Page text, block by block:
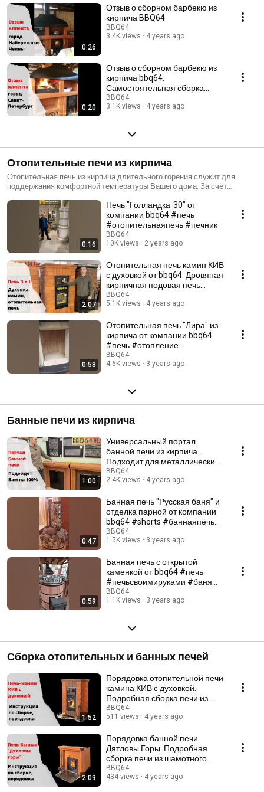
0:26
Отзыв о сборном барбекю из
кирпича BBQ64
BBQ64
3.4K views
4 years ago
0:20
Отзыв о сборном барбекю из
кирпича bbq64.
Самостоятельная сборка
готового комплекта.
BBQ64
3.1K views
4 years ago
Отопительные печи из кирпича
Отопительная печь из кирпича длительного горения служит для
поддержания комфортной температуры Вашего дома. За счёт
использовать её как камин, а чугунная плита с кольцами позволит
пользоваться варочной поверхностью. Конструкция топки подовая,
поэтому её можно использовать для приготовления пищи, как в
русской печи. Шамотное ядро состоит из плит и кирпича, которые
укладываются в металлический кожух, поэтому перетопы не
страшны, так как топка не взаимодействует с облицовкой напрямую.
Наши печи могут быть применены как для воздушного отопления, так
и для устройства водяного контура для дома с помощью встроенного
теплообменника. Если Вы хотите купить лучшую печь для отопления
частного дома на дровах, то Вам к нам – BBQ64.
0:16
Печь "Голландка-30" от
компании bbq64 #печь
#отопительнаяпечь #печник
BBQ64
10K views
2 years ago
2:07
Отопительная печь камин КИВ
с духовкой от bbq64. Дровяная
кирпичная подовая печь
длительного горения
BBQ64
5.1K views
4 years ago
0:58
Отопительная печь "Лира" из
кирпича от компании bbq64
#печь #отопление
#печькамин
#отоплениебезгаза
BBQ64
4.6K views
3 years ago
Банные печи из кирпича
1:00
Универсальный портал
банной печи из кирпича.
Подходит для металлических
и кирпичных печей
BBQ64
2.4K views
4 years ago
0:47
Банная печь "Русская баня" и
отделка парной от компании
bbq64 #shorts #баннаяпечь
#баня #русскаяпечь
BBQ64
1.5K views
3 years ago
0:59
Банная печь с открытой
каменкой от bbq64 #печь
#печьсвоимируками #баня
#баннаяпечь
BBQ64
1.1K views
3 years ago
Сборка отопительных и банных печей
1:52
Порядовка отопительной печи
камина КИВ с духовкой.
Подробная сборка печи из
шамотного кирпича.
BBQ64
511 views
4 years ago
2:09
Порядовка банной печи
Дятловы Горы. Подробная
сборка печи из шамотного
кирпича.
BBQ64
434 views
4 years ago